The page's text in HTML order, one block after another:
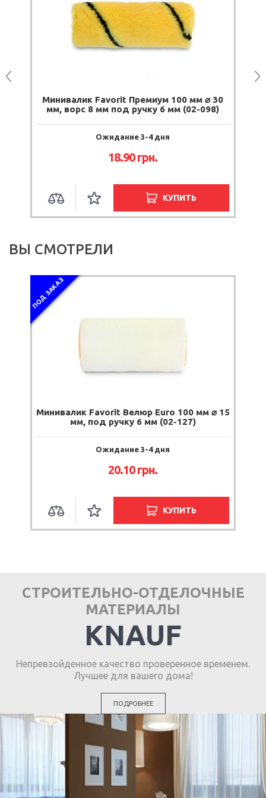
Минивалик Favorit Премиум 100 мм ⌀ 30
мм, ворс 8 мм под ручку 6 мм (02-098)
Ожидание 3-4 дня
18.90грн.
КУПИТЬ
ВЫ СМОТРЕЛИ
ПОД ЗАКАЗ
Минивалик Favorit Велюр Euro 100 мм ⌀ 15
мм, под ручку 6 мм (02-127)
Ожидание 3-4 дня
20.10грн.
КУПИТЬ
СТРОИТЕЛЬНО-ОТДЕЛОЧНЫЕ
МАТЕРИАЛЫ
KNAUF
Непревзойденное качество проверенное временем.
Лучшее для вашего дома!
ПОДРОБНЕЕ